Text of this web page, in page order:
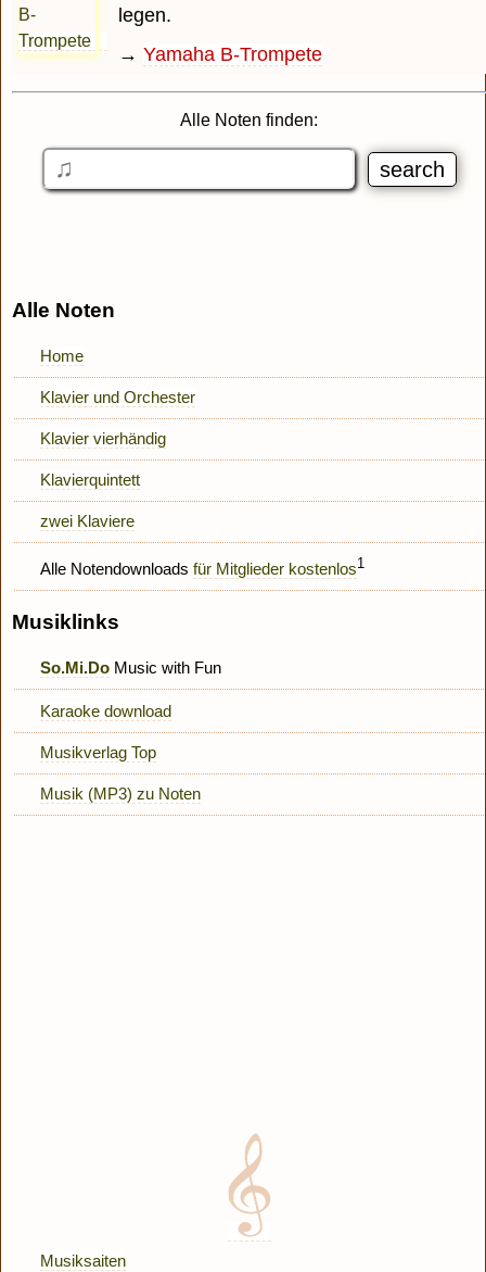
legen.
→ Yamaha B-Trompete
Alle Noten finden:
Alle Noten
Home
Klavier und Orchester
Klavier vierhändig
Klavierquintett
zwei Klaviere
Alle Notendownloads für Mitglieder kostenlos1
Musiklinks
So.Mi.Do Music with Fun
Karaoke download
Musikverlag Top
Musik (MP3) zu Noten
Musiksaiten